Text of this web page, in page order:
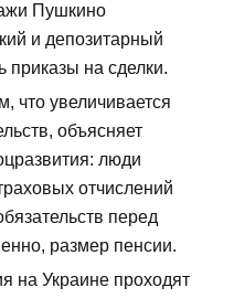
Пушкино
и депозитарный
приказы на сделки.
что увеличивается
объясняет
люди
отчислений
перед
размер пенсии.
на Украине проходят